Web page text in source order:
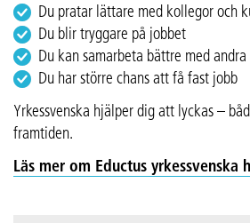
Du pratar lättare med kollegor och
Du blir tryggare på jobbet
Du kan samarbeta bättre med andra
Du har större chans att få fast jobb
Yrkessvenska hjälper dig att lyckas –
framtiden.
Läs mer om Eductus yrkessvenska